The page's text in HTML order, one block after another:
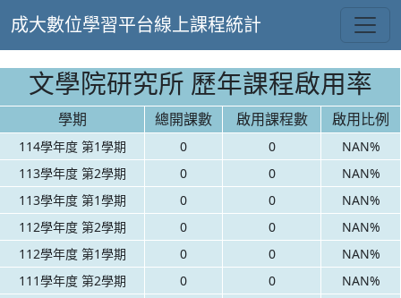
成大數位學習平台線上課程統計
文學院研究所 歷年課程啟用率
學期 總開課數 啟用課程數 啟用比例
114學年度 第1學期 0 0
NAN%
113學年度 第2學期
0 0
NAN%
113學年度 第1學期
0 0
NAN%
112學年度 第2學期
0 0
NAN%
112學年度 第1學期
0 0
NAN%
111學年度 第2學期
0 0
NAN%